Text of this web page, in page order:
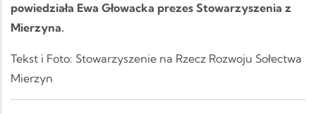
powiedziała Ewa Głowacka prezes Stowarzyszenia z
Mierzyna.
Tekst i Foto: Stowarzyszenie na Rzecz Rozwoju Sołectwa
Mierzyn